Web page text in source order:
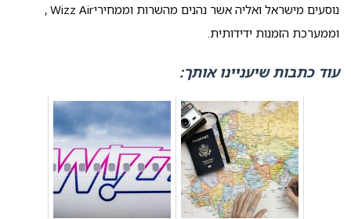
נוסעים מישראל ואליה אשר נהנים מהשרות וממחיריWizz Air ,
וממערכת הזמנות ידידותית.
עוד כתבות שיעניינו אותך: